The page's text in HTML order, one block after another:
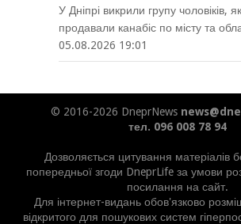
У Дніпрі викрили групу чоловіків,
продавали канабіс по місту та
05.08.2026 19:01
© 2016-2026 DneprNews
тел. 096 008 78 94
Дозволяється цитування матеріалів
попередньої згоди DneprLife за умови
посилання на сайт.
Для інтернет-видань обов'язково
відкритого для пошукових систем